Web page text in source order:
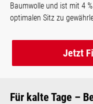
Baumwolle und ist mit 4
optimalen Sitz zu
Jetzt
Für kalte Tage –